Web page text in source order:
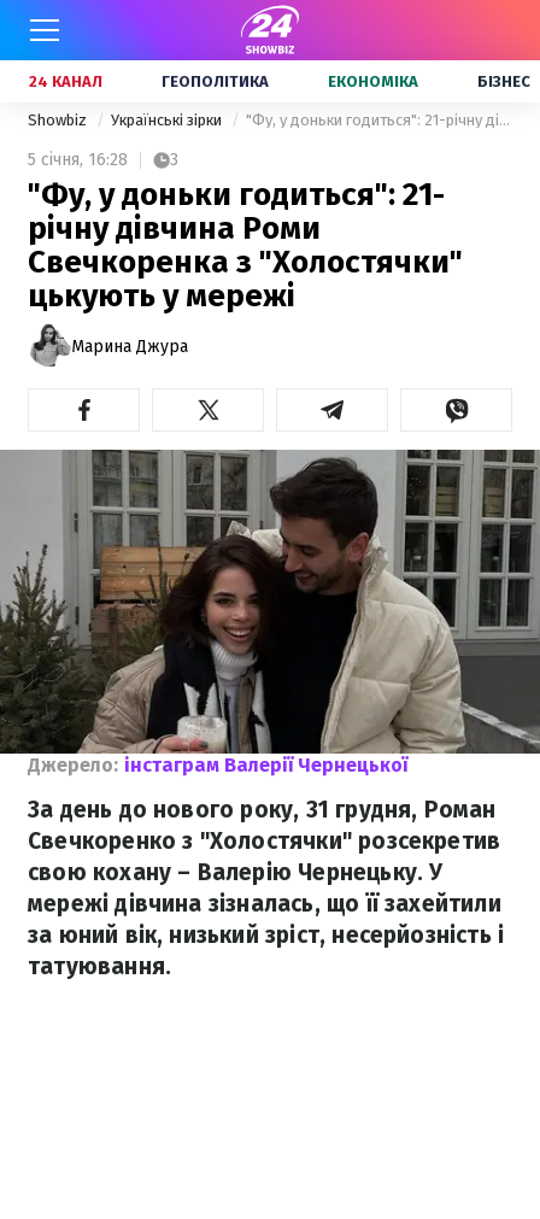
24 КАНАЛ ГЕОПОЛІТИКА ЕКОНОМІКА БІЗНЕС
Showbiz Українські зірки "Фу, у доньки годиться": 21-річну дівчина Роми Свечкоренка з "Холостячки" цькують у мережі
5 січня, 16:28 3
"Фу, у доньки годиться": 21-
річну дівчина Роми
Свечкоренка з "Холостячки"
цькують у мережі
Марина Джура
Джерело: інстаграм Валерії Чернецької
За день до нового року, 31 грудня, Роман
Свечкоренко з "Холостячки" розсекретив
свою кохану – Валерію Чернецьку. У
мережі дівчина зізналась, що її захейтили
за юний вік, низький зріст, несерйозність і
татуювання.